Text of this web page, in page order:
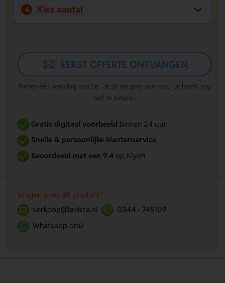
4 Kies aantal
EERST OFFERTE ONTVANGEN
Binnen één werkdag reactie · Je zit nergens aan vast · Je hoeft nog
niet te betalen
Gratis digitaal voorbeeldbinnen 24 uur
Snelle & persoonlijke klantenservice
Beoordeeld met een 9,4op Kiyoh
Vragen over dit product?
verkoop@lavista.nl
0344 - 745109
Whatsapp ons!